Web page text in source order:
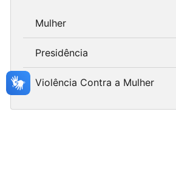
Mulher
Presidência
Violência Contra a Mulher